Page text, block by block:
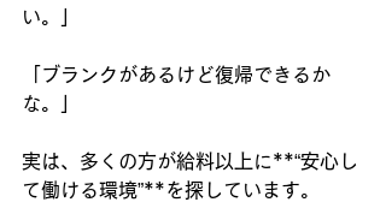
い。」
「ブランクがあるけど復帰できるか
な。」
実は、多くの方が給料以上に**“安心し
て働ける環境”**を探しています。